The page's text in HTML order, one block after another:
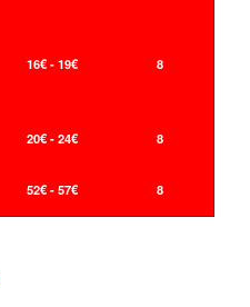
16€ - 19€ 8
20€ - 24€ 8
52€ - 57€ 8